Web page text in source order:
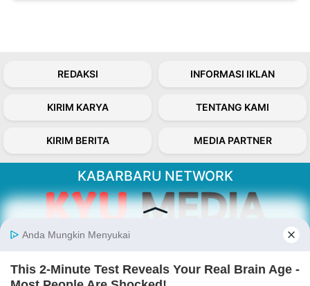
REDAKSI INFORMASI IKLAN
KIRIM KARYA TENTANG KAMI
KIRIM BERITA MEDIA PARTNER
KABARBARU NETWORK
Kabarbaru.co menyajikan berita aktual dan